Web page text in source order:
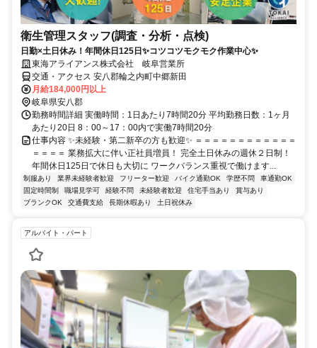
衛生管理スタッフ(調査・分析・点検)
日勤×土日休み！年間休日125日✨コツコツモクモク作業中心✨
東海アライアンス株式会社 岐阜営業所
交通・アクセス 安八郡輪之内町中郷新田
月給184,000円以上
岐阜県安八郡
勤務時間詳細 実働時間：1日あたり7時間20分 平均勤務日数：1ヶ月
あたり20日 8：00～17：00内で実働7時間20分
仕事内容 ✨未経験・第二新卒の方も歓迎✨ ＝＝＝＝＝＝＝＝＝＝＝＝
＝＝＝＝ 業務拡大に伴い正社員増員！ 完全土日休みの週休２日制！
年間休日125日で休日も大切に ワークバランス重視で働けます...
制服あり 業界未経験者歓迎 フリーター歓迎 バイク通勤OK 学歴不問
車通勤OK
固定時間制
職場見学可 経験不問 未経験者歓迎 住宅手当あり
賞与あり
ブランクOK
交通費支給 長期休暇あり 土日祝休み
アルバイト・パート